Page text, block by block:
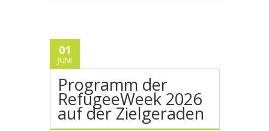
01
JUNI
Programm der
RefugeeWeek 2026
auf der Zielgeraden